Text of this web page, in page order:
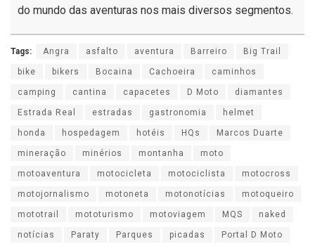
do mundo das aventuras nos mais diversos segmentos.
Tags: Angra asfalto aventura Barreiro Big Trail
bike bikers Bocaina Cachoeira caminhos
camping cantina capacetes D Moto diamantes
Estrada Real estradas gastronomia helmet
honda hospedagem hotéis HQs Marcos Duarte
mineração minérios montanha moto
motoaventura motocicleta motociclista motocross
motojornalismo motoneta motonotícias motoqueiro
mototrail mototurismo motoviagem MQS naked
notícias Paraty Parques picadas Portal D Moto